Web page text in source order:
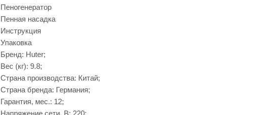
Пеногенератор
Пенная насадка
Инструкция
Упаковка
Бренд: Huter;
Вес (кг): 9.8;
Страна производства: Китай;
Страна бренда: Германия;
Гарантия, мес.: 12;
Напряжение сети, В: 220;